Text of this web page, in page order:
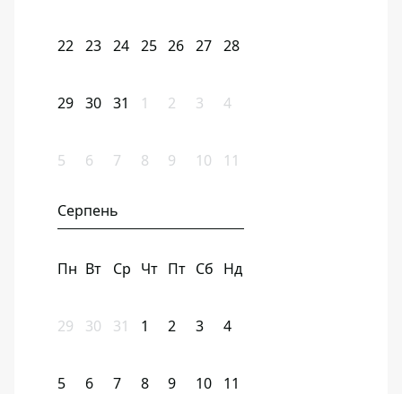
22 23 24 25 26 27 28
29 30 31 1 2 3 4
5 6 7 8 9 10 11
Серпень
Пн Вт Ср Чт Пт Сб Нд
29 30 31 1 2 3 4
5 6 7 8 9 10 11